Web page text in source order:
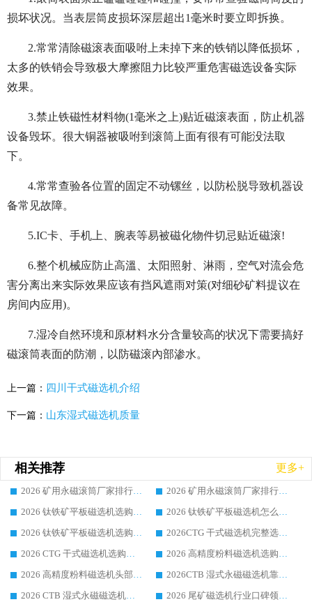
损坏状况。当表层筒皮损坏深层超出1毫米时要立即拆换。
2.常常清除磁滚表面吸咐上未掉下来的铁销以降低损坏，
太多的铁销会导致极大摩擦阻力比较严重危害磁选设备实际
效果。
3.禁止铁磁性材料物(1毫米之上)贴近磁滚表面，防止机器
设备毁坏。很大铜器被吸咐到滚筒上面有很有可能没法取
下。
4.常常查验各位置的固定不动镙丝，以防松脱导致机器设
备常见故障。
5.IC卡、手机上、腕表等易被磁化物件切忌贴近磁滚!
6.整个机械应防止高溫、太阳照射、淋雨，空气对流会危
害分离出来实际效果应该有挡风遮雨对策(对细砂矿料提议在
房间内应用)。
7.湿冷自然环境和原材料水分含量较高的状况下需要搞好
磁滚筒表面的防潮，以防磁滚內部渗水。
上一篇： 四川干式磁选机介绍
下一篇： 山东湿式磁选机质量
相关推荐 更多+
2026 矿用永磁滚筒厂家排行榜选购干货指南 行业口碑标杆华体会手机网页版-华体会(中国) 实力出众
2026 矿用永磁滚筒厂家排行榜选购指南，行业口碑领域强者华体会手机网页版-华体会(中国)
2026 钛铁矿平板磁选机选购全攻略 市场公认优质品牌厂家实力排行榜
2026 钛铁矿平板磁选机怎么选 靠谱生产企业实力排行榜选购参考攻略
2026 钛铁矿平板磁选机选购指南 行业口碑优选品牌生产企业实力排行榜
2026CTG 干式磁选机完整选购指南 行业口碑顶尖靠谱生产龙头厂家实力推荐
2026 CTG 干式磁选机选购指南|行业口碑靠谱生产厂家领域强者推荐
2026 高精度粉料磁选机选购全攻略 行业优质品牌华体会手机网页版-华体会(中国) 实力深度解析
2026 高精度粉料磁选机头部厂家选购指南 行业口碑靠谱品牌推荐 领域强者华体会手机网页版-华体会(中国) 解析
2026CTB 湿式永磁磁选机靠谱厂家实力排行榜 铁矿选矿设备采购全流程选购指南
2026 CTB 湿式永磁磁选机选购指南|行业口碑良好品牌推荐，领域强者华体会手机网页版-华体会(中国)
2026 尾矿磁选机行业口碑领域强者，源头直供国内主流厂家华体会手机网页版-华体会(中国) 一站式服务